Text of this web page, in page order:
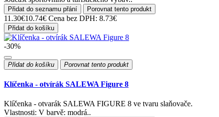
Přidat do seznamu přání Porovnat tento produkt
11.30€10.74€ Cena bez DPH: 8.73€
Přidat do košíku
-30%
Přidat do košíku Porovnat tento produkt
Klíčenka - otvírák SALEWA Figure 8
Klíčenka - otvarák SALEWA FIGURE 8 ve tvaru slaňovače.
Vlastnosti: V barvě: modrá..